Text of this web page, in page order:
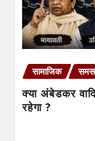
सामाजिक
क्या अंबेडकर
रहेगा ?